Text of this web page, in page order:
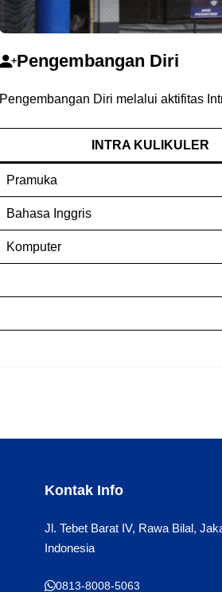
Pengembangan Diri
Pengembangan Diri melalui aktifitas
INTRA KULIKULER
Pramuka
Bahasa Inggris
Komputer
Kontak Info
Jl. Tebet Barat IV, Rawa Bilal,
Indonesia
0813-8008-5063